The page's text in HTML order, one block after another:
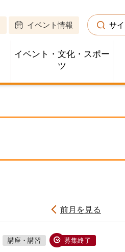
イベント情報 サ
イベント・文化・スポー
ツ
前月を見る
講座・講習 募集終了